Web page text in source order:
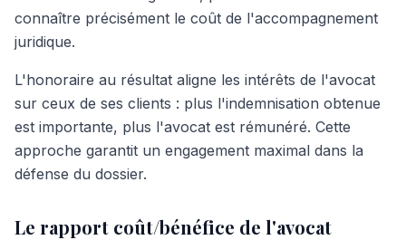
connaître précisément le coût de l'accompagnement
juridique.
L'honoraire au résultat aligne les intérêts de l'avocat
sur ceux de ses clients : plus l'indemnisation obtenue
est importante, plus l'avocat est rémunéré. Cette
approche garantit un engagement maximal dans la
défense du dossier.
Le rapport coût/bénéfice de l'avocat